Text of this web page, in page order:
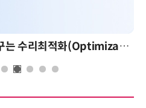
AI 시대의 의사결정을 바꾸는 수리최적화(Optimization): 실제 산업 적용 사례와 활용 전략